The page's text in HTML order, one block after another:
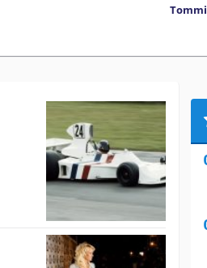
Tommi